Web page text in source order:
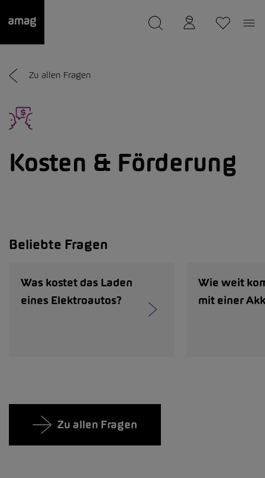
wurde als Ihre Garage gespeichert.
Zu allen Fragen
Kosten & Förderung
Beliebte Fragen
Was kostet das Laden
eines Elektroautos?
Wie weit
mit einer
Zu allen Fragen